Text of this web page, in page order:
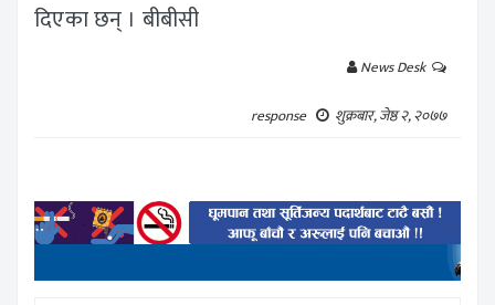
दिएका छन् । बीबीसी
News Desk
response
शुक्रबार, जेष्ठ २, २०७७